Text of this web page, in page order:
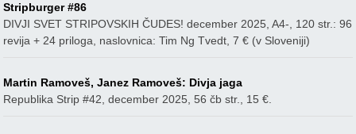
Stripburger #86
DIVJI SVET STRIPOVSKIH ČUDES! december 2025, A4-, 120 str.: 96
revija + 24 priloga, naslovnica: Tim Ng Tvedt, 7 € (v Sloveniji)
Martin Ramoveš, Janez Ramoveš: Divja jaga
Republika Strip #42, december 2025, 56 čb str., 15 €.